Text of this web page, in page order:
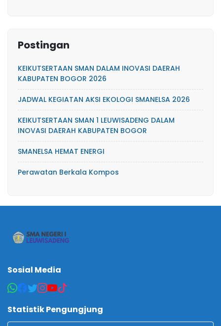
Postingan
KEIKUTSERTAAN SMAN DALAM INOVASI DAERAH
KABUPATEN BOGOR 2026
JADWAL KEGIATAN AKSI EKOLOGI SMANELSA 2026
KEIKUTSERTAAN SMAN 1 LEUWISADENG DALAM
INOVASI DAERAH KABUPATEN BOGOR
SMANELSA HEMAT ENERGI
Perawatan Berkala Kompos
Sosial Media
Statistik Pengungjung